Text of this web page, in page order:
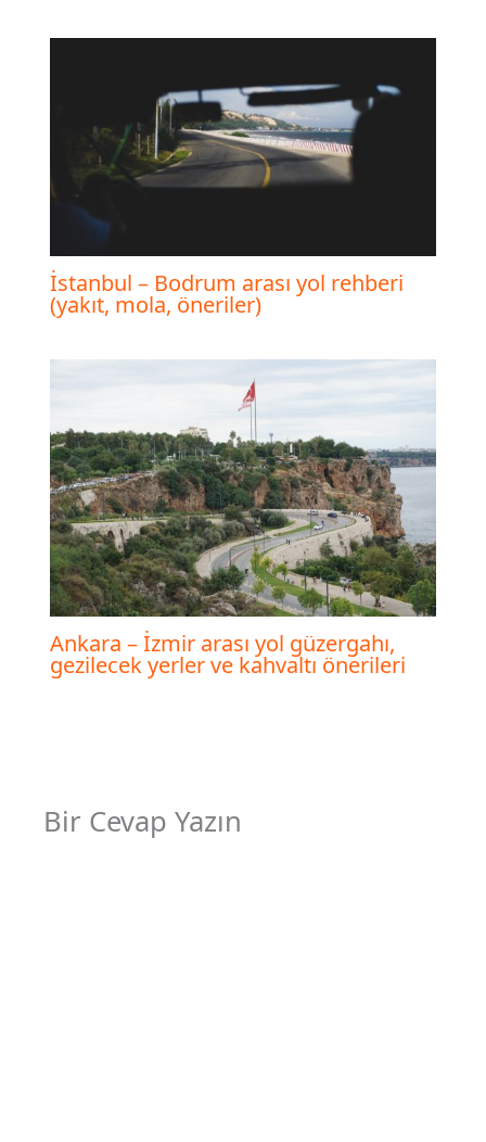
İstanbul – Bodrum arası yol rehberi
(yakıt, mola, öneriler)
Ankara – İzmir arası yol güzergahı,
gezilecek yerler ve kahvaltı önerileri
Bir Cevap Yazın